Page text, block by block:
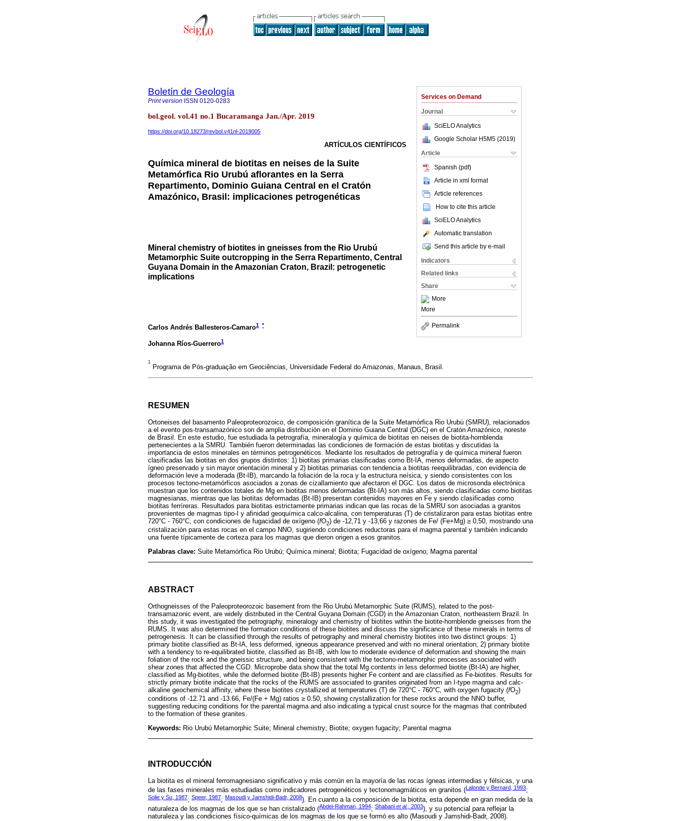
Services on Demand
Journal
SciELO Analytics
Google Scholar H5M5 (2019)
Article
Spanish (pdf)
Article in xml format
Article references
How to cite this article
SciELO Analytics
Automatic translation
Send this article by e-mail
Indicators
Related links
Share
More
More
Permalink
Boletín de Geología
Print version ISSN 0120-0283
bol.geol. vol.41 no.1 Bucaramanga Jan./Apr. 2019
https://doi.org/10.18273/revbol.v41nl-2019005
ARTÍCULOS CIENTÍFICOS
Química mineral de biotitas en neises de la Suite
Metamórfica Rio Urubú aflorantes en la Serra
Repartimento, Dominio Guiana Central en el Cratón
Amazónico, Brasil: implicaciones petrogenéticas
Mineral chemistry of biotites in gneisses from the Rio Urubú
Metamorphic Suite outcropping in the Serra Repartimento, Central
Guyana Domain in the Amazonian Craton, Brazil: petrogenetic
implications
Carlos Andrés Ballesteros-Camaro1 *
Johanna Ríos-Guerrero1
1
Programa de Pós-graduação em Geociências, Universidade Federal do Amazonas, Manaus, Brasil.
RESUMEN
Ortoneises del basamento Paleoproteorozoico, de composición granítica de la Suite Metamórfica Rio Urubú (SMRU), relacionados
a el evento pos-transamazónico son de amplia distribución en el Dominio Guiana Central (DGC) en el Cratón Amazónico, noreste
de Brasil. En este estudio, fue estudiada la petrografía, mineralogía y química de biotitas en neises de biotita-hornblenda
pertenecientes a la SMRU. También fueron determinadas las condiciones de formación de estas biotitas y discutidas la
importancia de estos minerales en términos petrogenéticos. Mediante los resultados de petrografía y de química mineral fueron
clasificadas las biotitas en dos grupos distintos: 1) biotitas primarias clasificadas como Bt-IA, menos deformadas, de aspecto
ígneo preservado y sin mayor orientación mineral y 2) biotitas primarias con tendencia a biotitas reequilibradas, con evidencia de
deformación leve a moderada (Bt-IB), marcando la foliación de la roca y la estructura neísica, y siendo consistentes con los
procesos tectono-metamórficos asociados a zonas de cizallamiento que afectaron el DGC. Los datos de microsonda electrónica
muestran que los contenidos totales de Mg en biotitas menos deformadas (Bt-IA) son más altos, siendo clasificadas como biotitas
magnesianas, mientras que las biotitas deformadas (Bt-IB) presentan contenidos mayores en Fe y siendo clasificadas como
biotitas ferríreras. Resultados para biotitas estrictamente primarias indican que las rocas de la SMRU son asociadas a granitos
provenientes de magmas tipo-I y afinidad geoquímica calco-alcalina, con temperaturas (T) de cristalizaron para estas biotitas entre
720°C - 760°C, con condiciones de fugacidad de oxígeno (fO2) de -12,71 y -13,66 y razones de Fe/ (Fe+Mg) ≥ 0,50, mostrando una
cristalización para estas rocas en el campo NNO, sugiriendo condiciones reductoras para el magma parental y también indicando
una fuente típicamente de corteza para los magmas que dieron origen a esos granitos.
Palabras clave: Suite Metamórfica Rio Urubú; Química mineral; Biotita; Fugacidad de oxígeno; Magma parental
ABSTRACT
Orthogneisses of the Paleoproteorozoic basement from the Rio Urubú Metamorphic Suite (RUMS), related to the post-
transamazonic event, are widely distributed in the Central Guyana Domain (CGD) in the Amazonian Craton, northeastern Brazil. In
this study, it was investigated the petrography, mineralogy and chemistry of biotites within the biotite-hornblende gneisses from the
RUMS. It was also determined the formation conditions of these biotites and discuss the significance of these minerals in terms of
petrogenesis. It can be classified through the results of petrography and mineral chemistry biotites into two distinct groups: 1)
primary biotite classified as Bt-IA, less deformed, igneous appearance preserved and with no mineral orientation; 2) primary biotite
with a tendency to re-equilibrated biotite, classified as Bt-IB, with low to moderate evidence of deformation and showing the main
foliation of the rock and the gneissic structure, and being consistent with the tectono-metamorphic processes associated with
shear zones that affected the CGD. Microprobe data show that the total Mg contents in less deformed biotite (Bt-IA) are higher,
classified as Mg-biotites, while the deformed biotite (Bt-IB) presents higher Fe content and are classified as Fe-biotites. Results for
strictly primary biotite indicate that the rocks of the RUMS are associated to granites originated from an I-type magma and calc-
alkaline geochemical affinity, where these biotites crystallized at temperatures (T) de 720°C - 760°C, with oxygen fugacity (fO2)
conditions of -12.71 and -13.66, Fe/(Fe + Mg) ratios ≥ 0.50, showing crystallization for these rocks around the NNO buffer,
suggesting reducing conditions for the parental magma and also indicating a typical crust source for the magmas that contributed
to the formation of these granites.
Keywords: Rio Urubú Metamorphic Suite; Mineral chemistry; Biotite; oxygen fugacity; Parental magma
INTRODUCCIÓN
La biotita es el mineral ferromagnesiano significativo y más común en la mayoría de las rocas ígneas intermedias y félsicas, y una
de las fases minerales más estudiadas como indicadores petrogenéticos y tectonomagmáticos en granitos (Lalonde y Bernard, 1993;
Solie y Su, 1987; Speer, 1987; Masoudi y Jamshidi-Badr, 2008). En cuanto a la composición de la biotita, esta depende en gran medida de la
naturaleza de los magmas de los que se han cristalizado (Abdel-Rahman, 1994; Shabani et al., 2003), y su potencial para reflejar la
naturaleza y las condiciones físico-químicas de los magmas de los que se formó es alto (Masoudi y Jamshidi-Badr, 2008).